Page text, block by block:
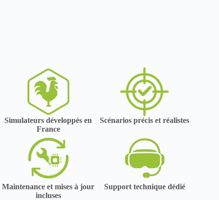
Simulateurs développés en
France
Scénarios précis et réalistes
Maintenance et mises à jour
incluses
Support technique dédié